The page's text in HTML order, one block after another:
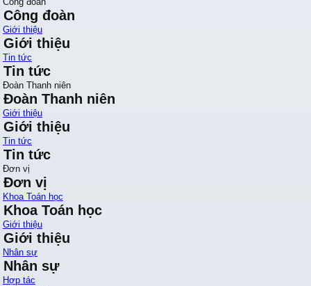
Công đoàn
Giới thiệu
Giới thiệu
Tin tức
Tin tức
Đoàn Thanh niên
Đoàn Thanh niên
Giới thiệu
Giới thiệu
Tin tức
Tin tức
Đơn vị
Đơn vị
Khoa Toán học
Khoa Toán học
Giới thiệu
Giới thiệu
Nhân sự
Nhân sự
Hợp tác